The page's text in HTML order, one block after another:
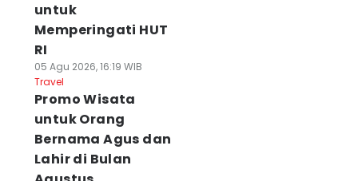
untuk
Memperingati HUT
RI
05 Agu 2026, 16:19 WIB
Travel
Promo Wisata
untuk Orang
Bernama Agus dan
Lahir di Bulan